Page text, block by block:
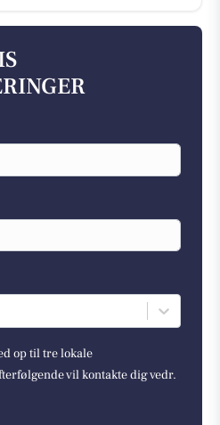
op til tre lokale
vil kontakte dig vedr.